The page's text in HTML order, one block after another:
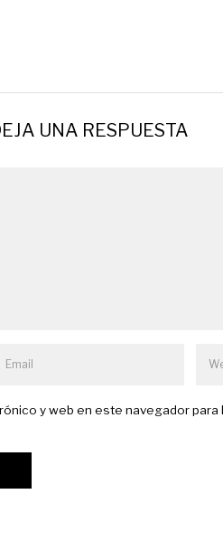
UNA RESPUESTA
y web en este navegador para